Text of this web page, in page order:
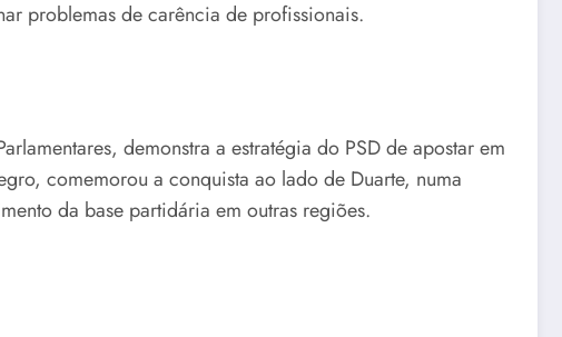
problemas de carência de profissionais.
demonstra a estratégia do PSD de apostar em
comemorou a conquista ao lado de Duarte, numa
da base partidária em outras regiões.